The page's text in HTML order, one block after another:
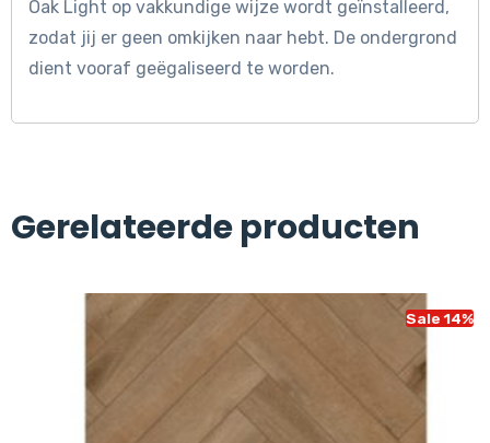
Oak Light op vakkundige wijze wordt geïnstalleerd,
zodat jij er geen omkijken naar hebt. De ondergrond
dient vooraf geëgaliseerd te worden.
Gerelateerde producten
Sale 14%